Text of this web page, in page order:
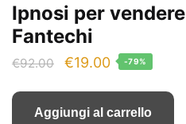
Ipnosi per
Fantechi
€92.00
Il
originale
€19.00Il
attuale
-79%
Aggiungi al carrello